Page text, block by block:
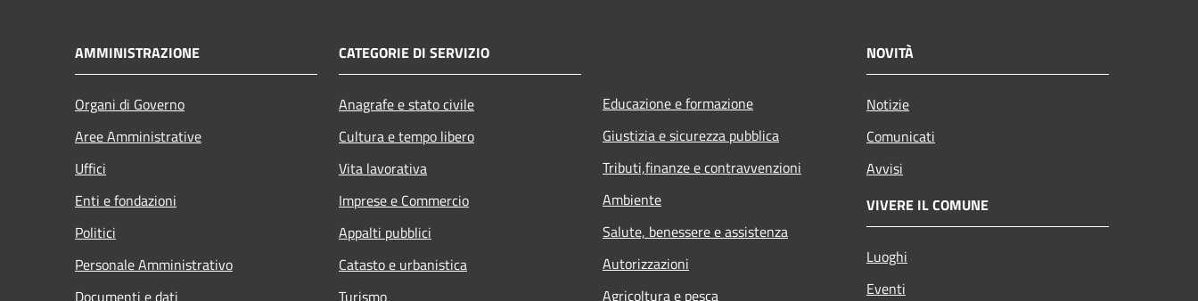
AMMINISTRAZIONE
Organi di Governo
Aree Amministrative
Uffici
Enti e fondazioni
Politici
Personale Amministrativo
Documenti e dati
CATEGORIE DI SERVIZIO
Anagrafe e stato civile
Cultura e tempo libero
Vita lavorativa
Imprese e Commercio
Appalti pubblici
Catasto e urbanistica
Turismo
Educazione e formazione
Giustizia e sicurezza pubblica
Tributi,finanze e contravvenzioni
Ambiente
Salute, benessere e assistenza
Autorizzazioni
Agricoltura e pesca
NOVITÀ
Notizie
Comunicati
Avvisi
VIVERE IL COMUNE
Luoghi
Eventi